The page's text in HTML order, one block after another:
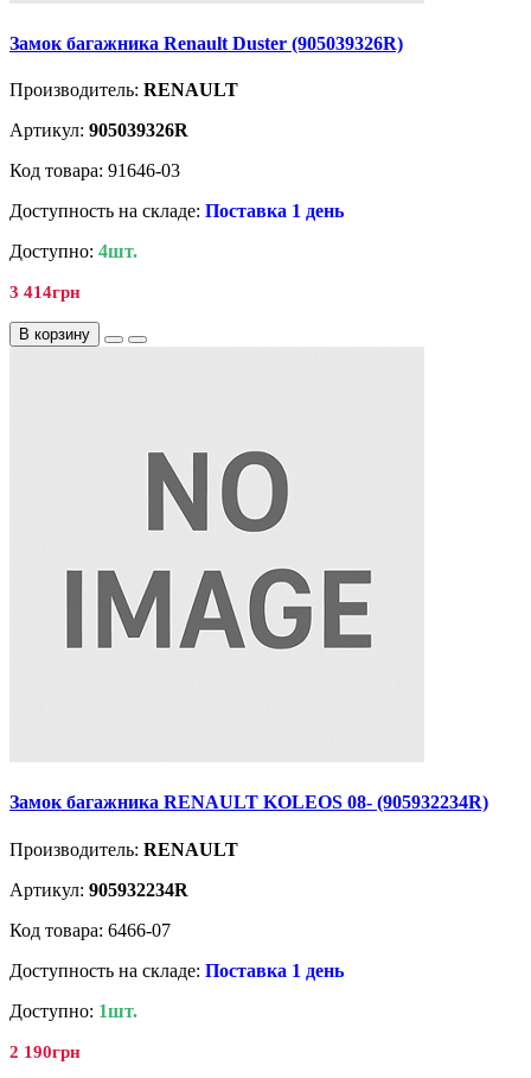
Замок багажника Renault Duster (905039326R)
Производитель: RENAULT
Артикул: 905039326R
Код товара: 91646-03
Доступность на складе: Поставка 1 день
Доступно: 4шт.
3 414грн
В корзину
Замок багажника RENAULT KOLEOS 08- (905932234R)
Производитель: RENAULT
Артикул: 905932234R
Код товара: 6466-07
Доступность на складе: Поставка 1 день
Доступно: 1шт.
2 190грн